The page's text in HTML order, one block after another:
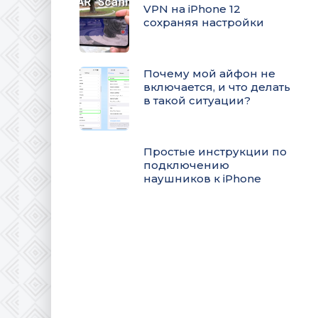
VPN на iPhone 12
сохраняя настройки
Почему мой айфон не
включается, и что делать
в такой ситуации?
Простые инструкции по
подключению
наушников к iPhone